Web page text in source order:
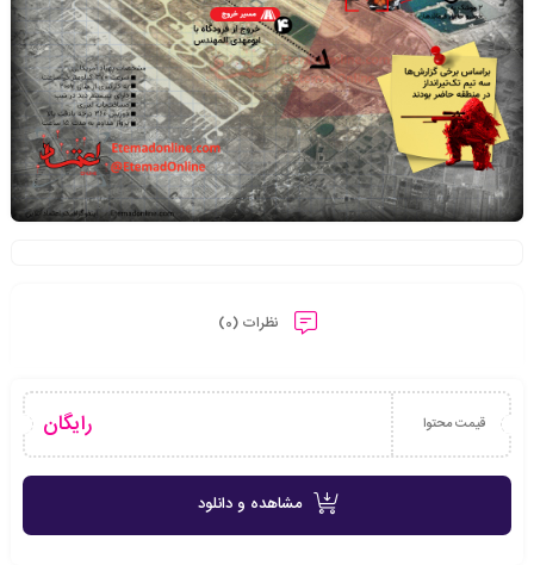
نظرات (0)
قیمت محتوا رایگان
مشاهده و دانلود